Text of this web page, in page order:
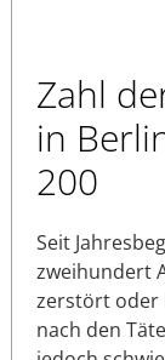
Zahl
in
200
Seit
zweihundert
zerstört oder
nach den